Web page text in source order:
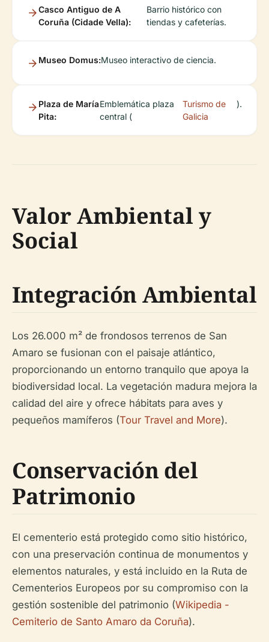
Casco Antiguo de A
Coruña (Cidade Vella):
Barrio histórico con
tiendas y cafeterías.
Museo Domus:Museo interactivo de ciencia.
Plaza de María
Pita:
Emblemática plaza
central (
Turismo de
Galicia
).
Valor Ambiental y
Social
Integración Ambiental
Los 26.000 m² de frondosos terrenos de San
Amaro se fusionan con el paisaje atlántico,
proporcionando un entorno tranquilo que apoya la
biodiversidad local. La vegetación madura mejora la
calidad del aire y ofrece hábitats para aves y
pequeños mamíferos (Tour Travel and More).
Conservación del
Patrimonio
El cementerio está protegido como sitio histórico,
con una preservación continua de monumentos y
elementos naturales, y está incluido en la Ruta de
Cementerios Europeos por su compromiso con la
gestión sostenible del patrimonio (Wikipedia -
Cemiterio de Santo Amaro da Coruña).